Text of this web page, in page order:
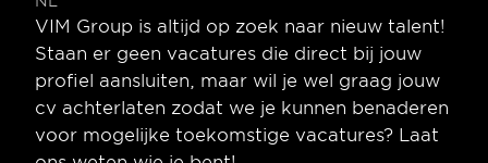
VIM Group is altijd op zoek naar nieuw talent!
Staan er geen vacatures die direct bij jouw
profiel aansluiten, maar wil je wel graag jouw
cv achterlaten zodat we je kunnen benaderen
voor mogelijke toekomstige vacatures? Laat